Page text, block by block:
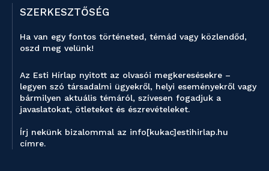
SZERKESZTŐSÉG
Ha van egy fontos történeted, témád vagy közlendőd,
oszd meg velünk!
Az Esti Hírlap nyitott az olvasói megkeresésekre –
legyen szó társadalmi ügyekről, helyi eseményekről vagy
bármilyen aktuális témáról, szívesen fogadjuk a
javaslatokat, ötleteket és észrevételeket.
Írj nekünk bizalommal az info[kukac]estihirlap.hu
címre.